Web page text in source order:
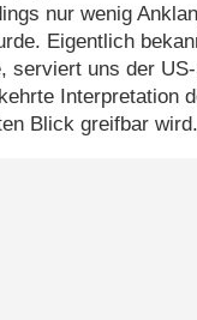
nur wenig
Eigentlich
serviert uns der
Interpretation
Blick greifbar wird.